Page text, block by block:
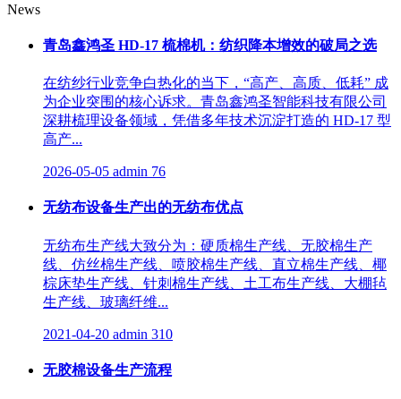
News
青岛鑫鸿圣 HD-17 梳棉机：纺织降本增效的破局之选
在纺纱行业竞争白热化的当下，“高产、高质、低耗” 成
为企业突围的核心诉求。青岛鑫鸿圣智能科技有限公司
深耕梳理设备领域，凭借多年技术沉淀打造的 HD-17 型
高产...
2026-05-05 admin 76
无纺布设备生产出的无纺布优点
无纺布生产线大致分为：硬质棉生产线、无胶棉生产
线、仿丝棉生产线、喷胶棉生产线、直立棉生产线、椰
棕床垫生产线、针刺棉生产线、土工布生产线、大棚毡
生产线、玻璃纤维...
2021-04-20 admin 310
无胶棉设备生产流程